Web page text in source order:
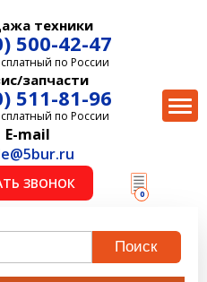
техники
500-42-47
по России
запчасти
511-81-96
по России
E-mail
ЗВОНОК
0
Поиск